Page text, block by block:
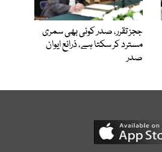
ججز تقرر، صدر کوئی بھی سمری
مسترد کر سکتا ہے، ذرائع ایوان
صدر